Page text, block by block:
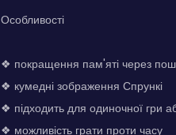
Особливості
❖ покращення пам'яті через
❖ кумедні зображення Спрункі
❖ підходить для одиночної гри
❖ можливість грати проти часу